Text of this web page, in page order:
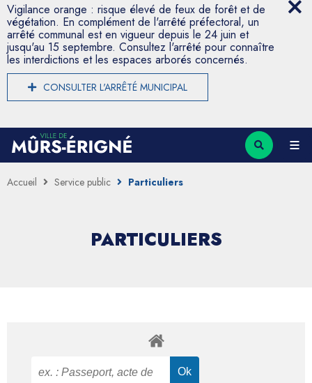
Vigilance orange : risque élevé de feux de forêt et de
végétation. En complément de l'arrêté préfectoral, un
arrêté communal est en vigueur depuis le 24 juin et
jusqu'au 15 septembre. Consultez l'arrêté pour connaître
les interdictions et les espaces arborés concernés.
CONSULTER L'ARRÊTÉ MUNICIPAL
Accueil Service public Particuliers
PARTICULIERS